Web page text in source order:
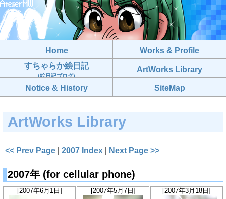
Home
Works & Profile
すちゃらか絵日記
(絵日記ブログ)
ArtWorks Library
Notice & History SiteMap
ArtWorks Library
<< Prev Page | 2007 Index | Next Page >>
2007年 (for cellular phone)
[2007年6月1日] [2007年5月7日] [2007年3月18日]